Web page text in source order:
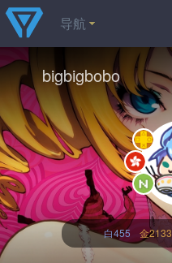
导航
bigbigbobo
白455 金2133